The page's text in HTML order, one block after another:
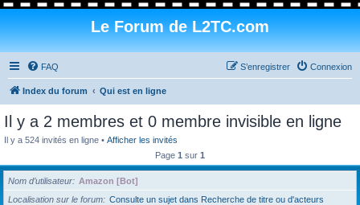
Le Forum de L2TC.com
FAQ Connexion
S’enregistrer
Index du forum Qui est en ligne
Il y a 2 membres et 0 membre invisible en ligne
Il y a 524 invités en ligne • Afficher les invités
Page 1 sur 1
Nom d’utilisateur
Amazon [Bot]
Localisation sur le forum
Consulte un sujet dans Recherche de titre ou d'acteurs